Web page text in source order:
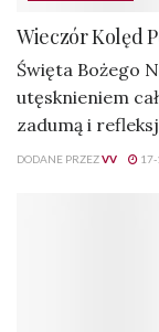
Wieczór Kolęd
Święta Bożego
utęsknieniem
zadumą i
DODANE PRZEZVV